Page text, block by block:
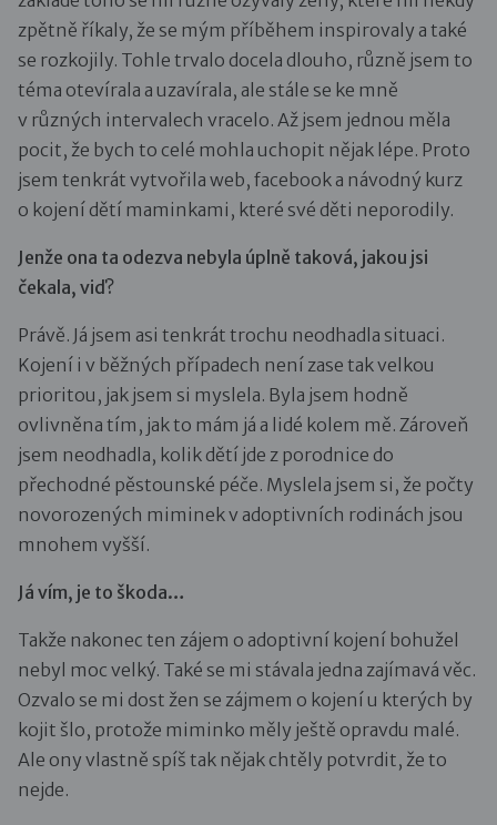
zpětně říkaly, že se mým příběhem inspirovaly a také
se rozkojily. Tohle trvalo docela dlouho, různě jsem to
téma otevírala a uzavírala, ale stále se ke mně
v různých intervalech vracelo. Až jsem jednou měla
pocit, že bych to celé mohla uchopit nějak lépe. Proto
jsem tenkrát vytvořila web, facebook a návodný kurz
o kojení dětí maminkami, které své děti neporodily.
Jenže ona ta odezva nebyla úplně taková, jakou jsi
čekala, viď?
Právě. Já jsem asi tenkrát trochu neodhadla situaci.
Kojení i v běžných případech není zase tak velkou
prioritou, jak jsem si myslela. Byla jsem hodně
ovlivněna tím, jak to mám já a lidé kolem mě. Zároveň
jsem neodhadla, kolik dětí jde z porodnice do
přechodné pěstounské péče. Myslela jsem si, že počty
novorozených miminek v adoptivních rodinách jsou
mnohem vyšší.
Já vím, je to škoda…
Takže nakonec ten zájem o adoptivní kojení bohužel
nebyl moc velký. Také se mi stávala jedna zajímavá věc.
Ozvalo se mi dost žen se zájmem o kojení u kterých by
kojit šlo, protože miminko měly ještě opravdu malé.
Ale ony vlastně spíš tak nějak chtěly potvrdit, že to
nejde.